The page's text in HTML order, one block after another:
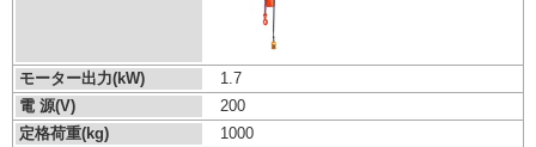
モーター出力(kW)
1.7
電 源(V)
200
定格荷重(kg)
1000